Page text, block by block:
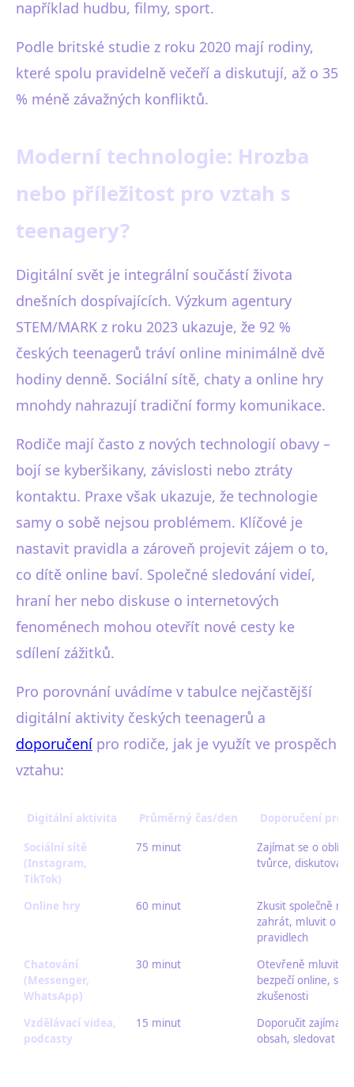
například hudbu, filmy, sport.
Podle britské studie z roku 2020 mají rodiny,
které spolu pravidelně večeří a diskutují, až o 35
% méně závažných konfliktů.
Moderní technologie: Hrozba
nebo příležitost pro vztah s
teenagery?
Digitální svět je integrální součástí života
dnešních dospívajících. Výzkum agentury
STEM/MARK z roku 2023 ukazuje, že 92 %
českých teenagerů tráví online minimálně dvě
hodiny denně. Sociální sítě, chaty a online hry
mnohdy nahrazují tradiční formy komunikace.
Rodiče mají často z nových technologií obavy –
bojí se kyberšikany, závislosti nebo ztráty
kontaktu. Praxe však ukazuje, že technologie
samy o sobě nejsou problémem. Klíčové je
nastavit pravidla a zároveň projevit zájem o to,
co dítě online baví. Společné sledování videí,
hraní her nebo diskuse o internetových
fenoménech mohou otevřít nové cesty ke
sdílení zážitků.
Pro porovnání uvádíme v tabulce nejčastější
digitální aktivity českých teenagerů a
doporučení pro rodiče, jak je využít ve prospěch
vztahu:
Digitální aktivita Průměrný čas/den Doporučení pro
Sociální sítě
(Instagram,
TikTok)
75 minut
Zajímat se o
tvůrce, diskutovat
Online hry 60 minut
Zkusit společně
zahrát, mluvit o
pravidlech
Chatování
(Messenger,
WhatsApp)
30 minut
Otevřeně mluvit o
bezpečí online,
zkušenosti
Vzdělávací videa,
podcasty
15 minut
Doporučit zajímavý
obsah, sledovat